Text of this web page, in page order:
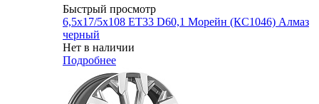
Быстрый просмотр
6,5x17/5x108 ET33 D60,1 Морейн (КС1046) Алмаз
черный
Нет в наличии
Подробнее